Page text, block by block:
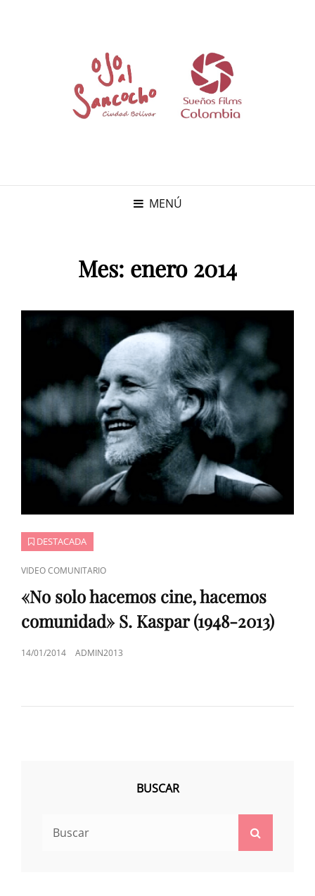
MENÚ
Mes: enero 2014
DESTACADA
ENLACES
DE
CATEGORÍAS
VIDEO COMUNITARIO
«No solo hacemos cine, hacemos
comunidad» S. Kaspar (1948-2013)
PUBLICADO
14/01/2014 ADMIN2013
BUSCAR